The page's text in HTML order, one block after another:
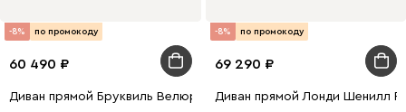
-8% по промокоду
60 490
Диван прямой Бруквиль Велюр Светло-серый
-8% по промокоду
69 290
Диван прямой Лонди Шенилл